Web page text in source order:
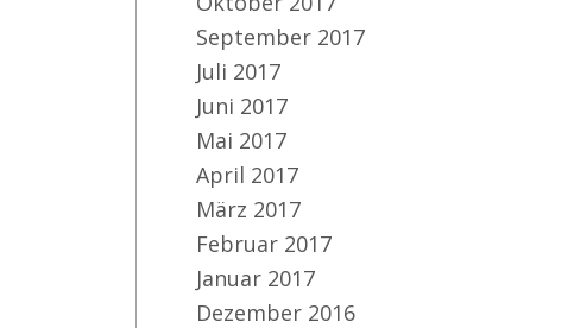
September 2017
Juli 2017
Juni 2017
Mai 2017
April 2017
März 2017
Februar 2017
Januar 2017
Dezember 2016